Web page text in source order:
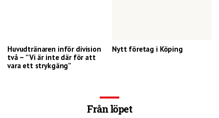
Huvudtränaren inför division
två – ”Vi är inte där för att
vara ett strykgäng”
Nytt företag i Köping
Från löpet